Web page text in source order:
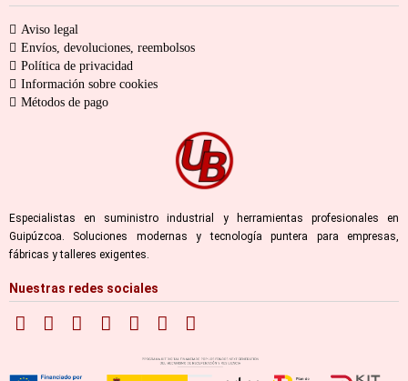
Aviso legal
Envíos, devoluciones, reembolsos
Política de privacidad
Información sobre cookies
Métodos de pago
Especialistas en suministro industrial y herramientas profesionales en
Guipúzcoa. Soluciones modernas y tecnología puntera para empresas,
fábricas y talleres exigentes.
Nuestras redes sociales